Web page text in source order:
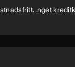
Inget